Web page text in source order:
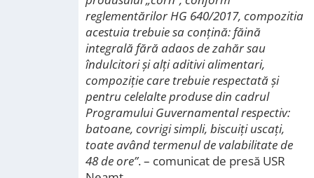
reglementărilor HG 640/2017, compozitia
acestuia trebuie sa conțină: făină
integrală fără adaos de zahăr sau
îndulcitori și alți aditivi alimentari,
compoziție care trebuie respectată și
pentru celelalte produse din cadrul
Programului Guvernamental respectiv:
batoane, covrigi simpli, biscuiți uscați,
toate având termenul de valabilitate de
48 de ore”. – comunicat de presă USR